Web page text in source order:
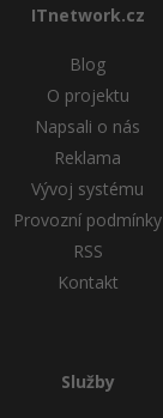
ITnetwork.cz
Blog
O projektu
Napsali o nás
Reklama
Vývoj systému
Provozní podmínky
RSS
Kontakt
Služby